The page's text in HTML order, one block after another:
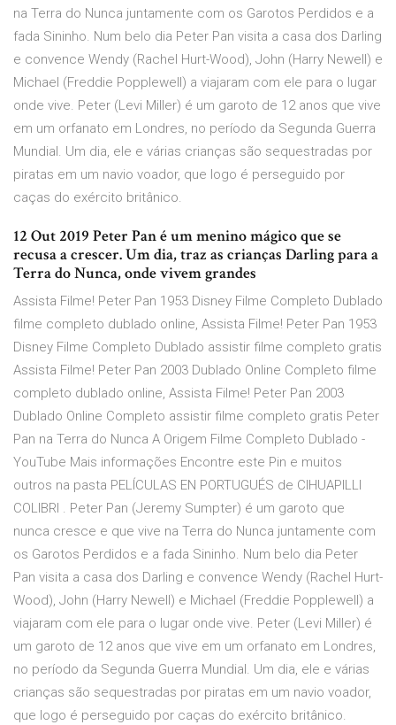
na Terra do Nunca juntamente com os Garotos Perdidos e a
fada Sininho. Num belo dia Peter Pan visita a casa dos Darling
e convence Wendy (Rachel Hurt-Wood), John (Harry Newell) e
Michael (Freddie Popplewell) a viajaram com ele para o lugar
onde vive. Peter (Levi Miller) é um garoto de 12 anos que vive
em um orfanato em Londres, no período da Segunda Guerra
Mundial. Um dia, ele e várias crianças são sequestradas por
piratas em um navio voador, que logo é perseguido por
caças do exército britânico.
12 Out 2019 Peter Pan é um menino mágico que se
recusa a crescer. Um dia, traz as crianças Darling para a
Terra do Nunca, onde vivem grandes
Assista Filme! Peter Pan 1953 Disney Filme Completo Dublado
filme completo dublado online, Assista Filme! Peter Pan 1953
Disney Filme Completo Dublado assistir filme completo gratis
Assista Filme! Peter Pan 2003 Dublado Online Completo filme
completo dublado online, Assista Filme! Peter Pan 2003
Dublado Online Completo assistir filme completo gratis Peter
Pan na Terra do Nunca A Origem Filme Completo Dublado -
YouTube Mais informações Encontre este Pin e muitos
outros na pasta PELÍCULAS EN PORTUGUÉS de CIHUAPILLI
COLIBRI . Peter Pan (Jeremy Sumpter) é um garoto que
nunca cresce e que vive na Terra do Nunca juntamente com
os Garotos Perdidos e a fada Sininho. Num belo dia Peter
Pan visita a casa dos Darling e convence Wendy (Rachel Hurt-
Wood), John (Harry Newell) e Michael (Freddie Popplewell) a
viajaram com ele para o lugar onde vive. Peter (Levi Miller) é
um garoto de 12 anos que vive em um orfanato em Londres,
no período da Segunda Guerra Mundial. Um dia, ele e várias
crianças são sequestradas por piratas em um navio voador,
que logo é perseguido por caças do exército britânico.